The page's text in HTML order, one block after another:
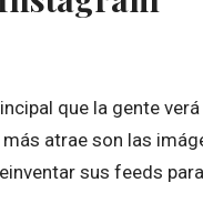
que la gente
atrae son las
sus feeds